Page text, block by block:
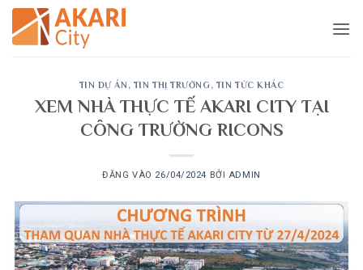
Bỏ
qua
nội
TIN DỰ ÁN , TIN THỊ TRƯỜNG, TIN TỨC KHÁC
XEM NHÀ THỰC TẾ AKARI CITY TẠI
CÔNG TRƯỜNG RICONS
ĐĂNG VÀO 26/04/2024 BỞI ADMIN